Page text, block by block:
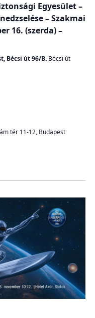
Egyesület –
– Szakmai
16. (szerda) –
Bécsi út 96/B. Bécsi út
tér 11-12, Budapest